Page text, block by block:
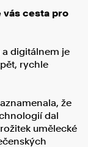
cesta pro
digitálnem je
rychle
že
dal
umělecké